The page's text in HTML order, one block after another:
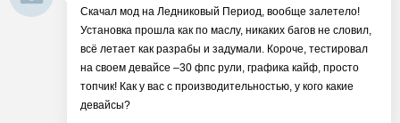
Скачал мод на Ледниковый Период, вообще залетело!
Установка прошла как по маслу, никаких багов не словил,
всё летает как разрабы и задумали. Короче, тестировал
на своем девайсе –30 фпс рули, графика кайф, просто
топчик! Как у вас с производительностью, у кого какие
девайсы?